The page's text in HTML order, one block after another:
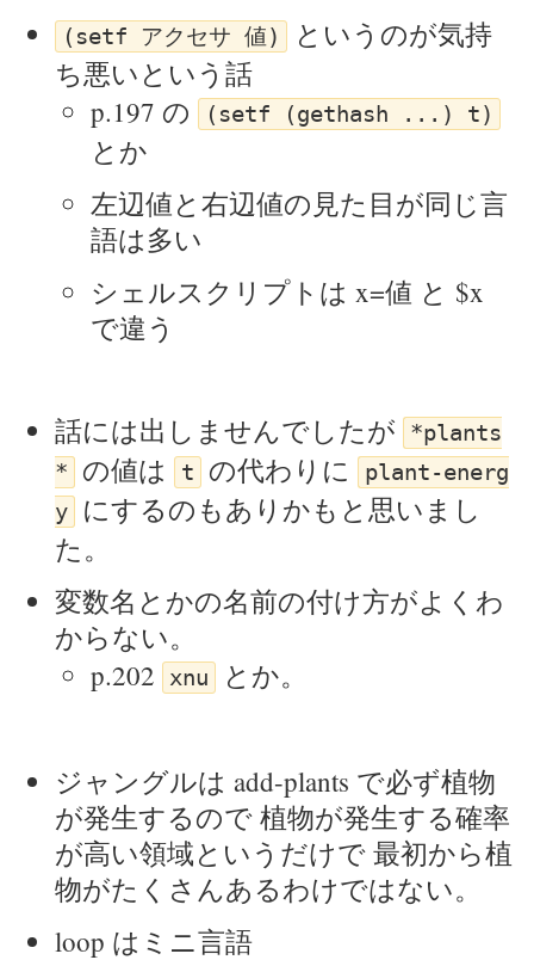
(setf アクセサ 値)
というのが気持
ち悪いという話
p.197 の
(setf (gethash ...) t)
とか
左辺値と右辺値の見た目が同じ言
語は多い
シェルスクリプトは x=値 と $x
で違う
話には出しませんでしたが
*plants
*
の値は t の代わりに
plant-energ
y
にするのもありかもと思いまし
た。
変数名とかの名前の付け方がよくわ
からない。
p.202
xnu とか。
ジャングルは add-plants で必ず植物
が発生するので 植物が発生する確率
が高い領域というだけで 最初から植
物がたくさんあるわけではない。
loop はミニ言語